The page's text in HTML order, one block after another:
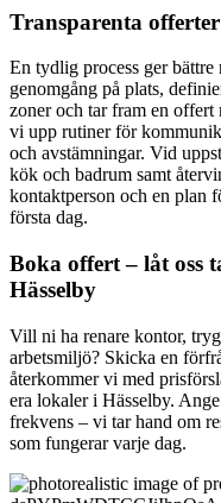
Transparenta
En tydlig process ger
genomgång på plats,
zoner och tar fram en
vi upp rutiner för
och avstämningar. Vid
kök och badrum samt
kontaktperson och en plan
första dag.
Boka offert – låt oss
Hässelby
Vill ni ha renare kontor,
arbetsmiljö? Skicka en
återkommer vi med
era lokaler i Hässelby.
frekvens – vi tar hand om
som fungerar varje dag.